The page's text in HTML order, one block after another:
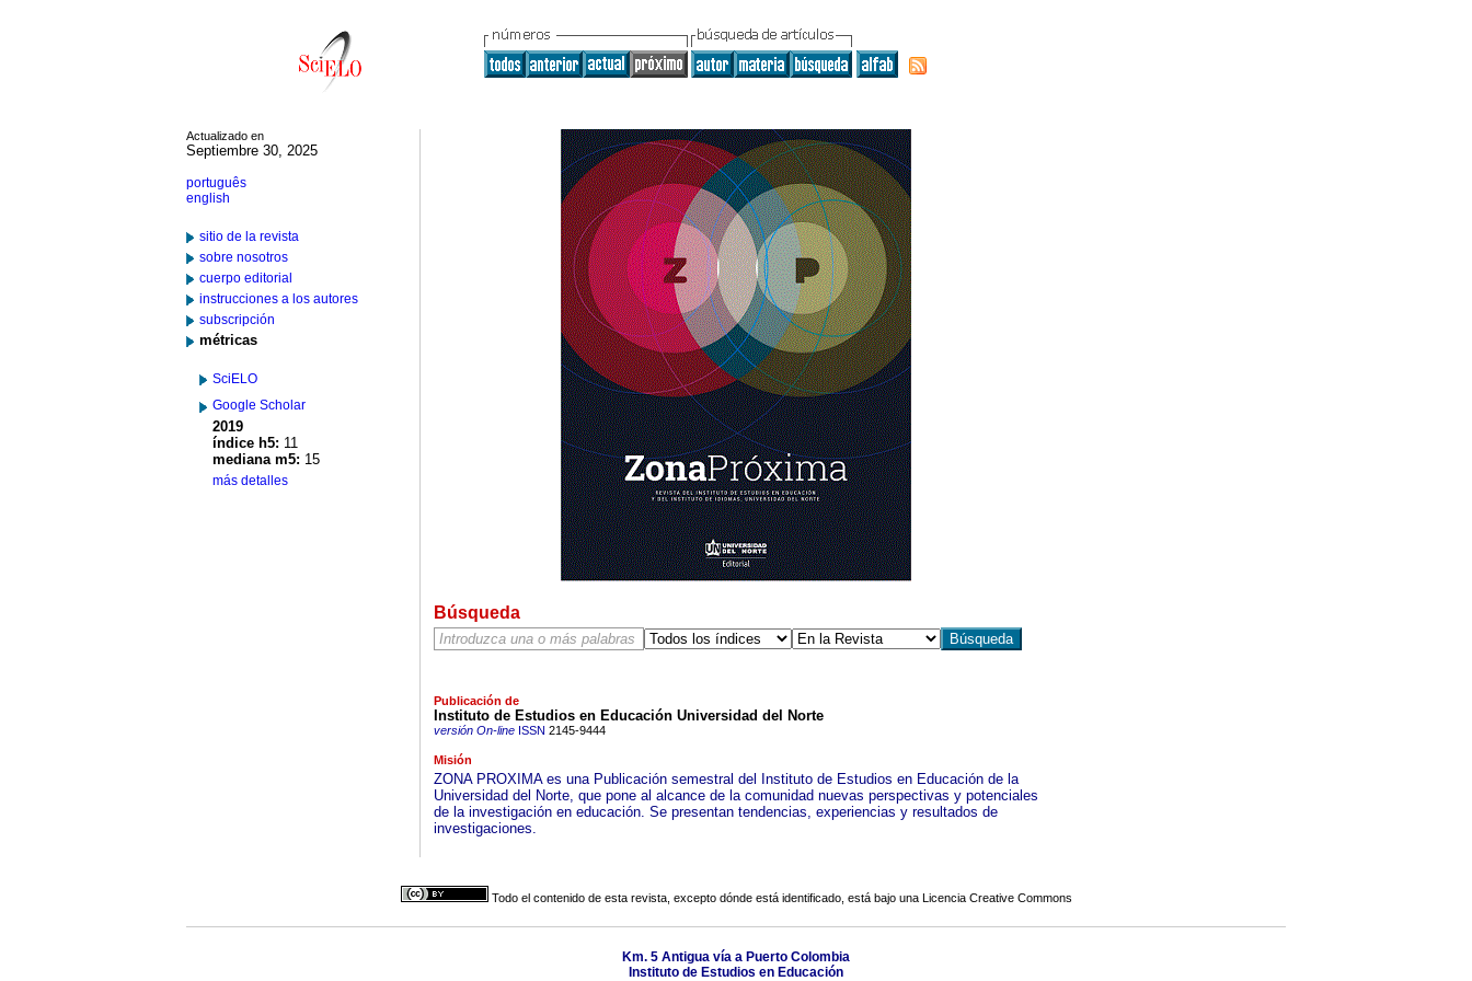
Actualizado en
Septiembre 30, 2025
português
english
sitio de la revista
sobre nosotros
cuerpo editorial
instrucciones a los autores
subscripción
métricas
SciELO
Google Scholar
2019
índice h5: 11
mediana m5: 15
más detalles
Búsqueda
Publicación de
Instituto de Estudios en Educación Universidad del Norte
versión On-lineISSN 2145-9444
Misión
ZONA PROXIMA es una Publicación semestral del Instituto de Estudios en Educación de la
Universidad del Norte, que pone al alcance de la comunidad nuevas perspectivas y potenciales
de la investigación en educación. Se presentan tendencias, experiencias y resultados de
investigaciones.
Todo el contenido de esta revista, excepto dónde está identificado, está bajo una Licencia Creative Commons
Km. 5 Antigua vía a Puerto Colombia
Instituto de Estudios en Educación